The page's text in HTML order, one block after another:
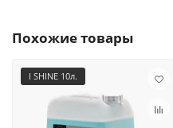
Похожие товары
I SHINE 10л.